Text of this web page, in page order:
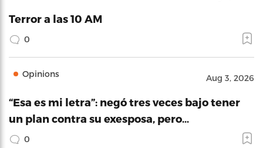
Terror a las 10 AM
0
Opinions Aug 3, 2026
“Esa es mi letra”: negó tres veces bajo tener
un plan contra su exesposa, pero…
0